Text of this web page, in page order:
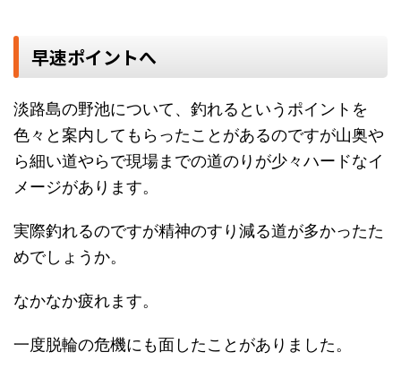
早速ポイントへ
淡路島の野池について、釣れるというポイントを
色々と案内してもらったことがあるのですが山奥や
ら細い道やらで現場までの道のりが少々ハードなイ
メージがあります。
実際釣れるのですが精神のすり減る道が多かったた
めでしょうか。
なかなか疲れます。
一度脱輪の危機にも面したことがありました。